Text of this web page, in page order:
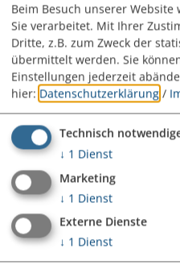
Homepage desFerienlandes
Homepage des
Homepage der VG im
Homepage derBayerischen
zugehörigenMinisterien
Marktplatz 23 | 86653
Fax: 09091/9091-44
Beim Besuch unserer
Sie verarbeitet. Mit Ihrer
Dritte, z.B. zum Zweck der
übermittelt werden. Sie
Einstellungen jederzeit
hier: Datenschutzerklärung /
Technisch
↓ 1 Dienst
Marketing
↓ 1 Dienst
Externe Dienste
↓ 1 Dienst